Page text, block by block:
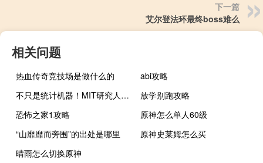
下一篇
艾尔登法环最终boss难么
相关问题
热血传奇竞技场是做什么的
abi攻略
不只是统计机器！MIT研究人员重磅论文引围观：大型语言模型是“世界模型” 甚至有独立的“时间和空间神经元”
放学别跑攻略
恐怖之家1攻略
原神怎么单人60级
“山靡靡而旁围”的出处是哪里
原神史莱姆怎么买
晴雨怎么切换原神